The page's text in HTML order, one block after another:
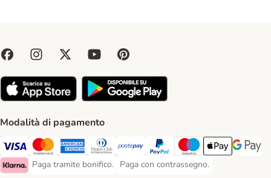
Modalità di pagamento
Paga con Visa. Payment Method
Paga con Mastercard. Payment Method
Paga con American Express. Payment Method
Paga con Diners Club. Payment Method
Paga con Postepay. Payment Method
Paga con PayPal. Payment
Paga con Maestro.
Apple PayGoogle
Klarna Payment Method
Paga tramite bonifico.
Paga tramite bonifico. Payment Method
Paga con contrassegno.
Paga con contrassegno. Payment